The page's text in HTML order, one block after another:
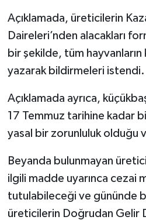
Açıklamada, üreticilerin
Daireleri’nden alacakları
bir şekilde, tüm hayvanların
yazarak bildirmeleri istendi.
Açıklamada ayrıca,
17 Temmuz tarihine kadar
yasal bir zorunluluk olduğu
Beyanda bulunmayan
ilgili madde uyarınca cezai
tutulabileceği ve gününde
üreticilerin Doğrudan Gelir